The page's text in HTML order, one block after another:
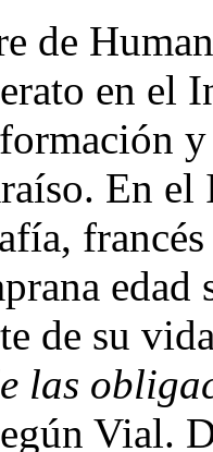
de
en el
En
de su
las
Vial.